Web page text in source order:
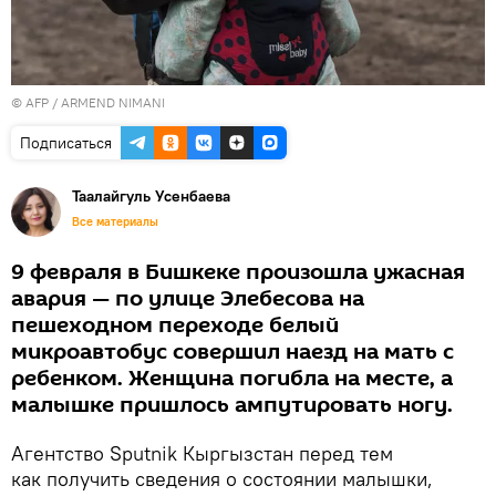
© AFP / ARMEND NIMANI
Подписаться
Таалайгуль Усенбаева
Все материалы
9 февраля в Бишкеке произошла ужасная
авария — по улице Элебесова на
пешеходном переходе белый
микроавтобус совершил наезд на мать с
ребенком. Женщина погибла на месте, а
малышке пришлось ампутировать ногу.
Агентство Sputnik Кыргызстан перед тем
как получить сведения о состоянии малышки,